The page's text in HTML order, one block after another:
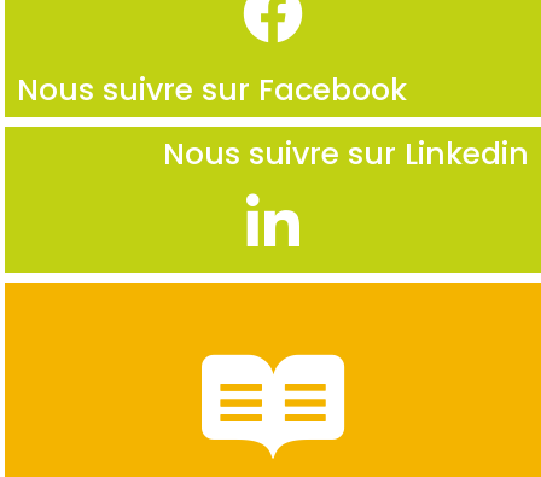
Nous suivre sur Facebook
Nous suivre sur Linkedin